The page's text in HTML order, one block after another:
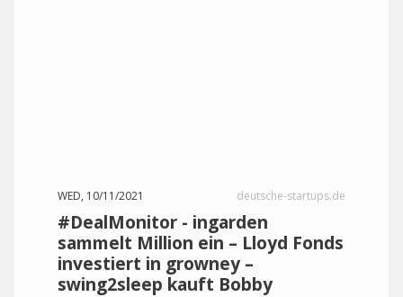
WED, 10/11/2021 deutsche-startups.de
#DealMonitor - ingarden
sammelt Million ein – Lloyd Fonds
investiert in growney –
swing2sleep kauft Bobby